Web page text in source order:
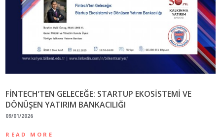
FİNTECH’TEN GELECEĞE: STARTUP EKOSİSTEMİ VE
DÖNÜŞEN YATIRIM BANKACILIĞI
09/01/2026
READ MORE